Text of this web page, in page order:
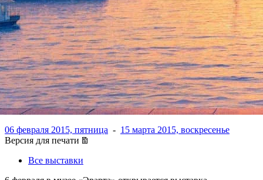
Шляпник королевы,
Мадонны и Леди Гаги
покажет свою коллекцию в
Петербурге
06 февраля 2015, пятница - 15 марта 2015, воскресенье
Версия для печати
Все выставки